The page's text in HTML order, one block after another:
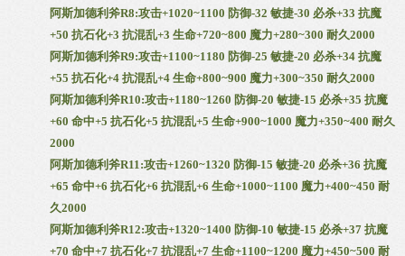
阿斯加德利斧R8:攻击+1020~1100 防御-32 敏捷-30 必杀+33 抗魔
+50 抗石化+3 抗混乱+3 生命+720~800 魔力+280~300 耐久2000
阿斯加德利斧R9:攻击+1100~1180 防御-25 敏捷-20 必杀+34 抗魔
+55 抗石化+4 抗混乱+4 生命+800~900 魔力+300~350 耐久2000
阿斯加德利斧R10:攻击+1180~1260 防御-20 敏捷-15 必杀+35 抗魔
+60 命中+5 抗石化+5 抗混乱+5 生命+900~1000 魔力+350~400 耐久
2000
阿斯加德利斧R11:攻击+1260~1320 防御-15 敏捷-20 必杀+36 抗魔
+65 命中+6 抗石化+6 抗混乱+6 生命+1000~1100 魔力+400~450 耐
久2000
阿斯加德利斧R12:攻击+1320~1400 防御-10 敏捷-15 必杀+37 抗魔
+70 命中+7 抗石化+7 抗混乱+7 生命+1100~1200 魔力+450~500 耐